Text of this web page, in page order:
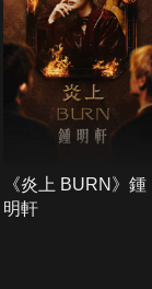
《炎上 BURN》鍾
明軒